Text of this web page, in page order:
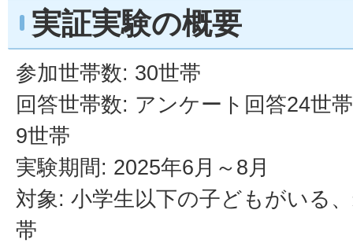
実証実験の概要
参加世帯数: 30世帯
回答世帯数: アンケート回答24世
9世帯
実験期間: 2025年6月～8月
対象: 小学生以下の子どもがいる
帯